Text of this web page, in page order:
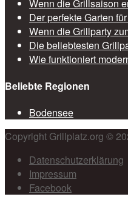
Wenn die Grillsaison
Der perfekte Garten
Wenn die Grillparty
Die beliebtesten
Wie funktioniert
Beliebte Regionen
Bodensee
Copyright Grillplatz.org ©
Datenschutzerklärung
Impressum
Facebook